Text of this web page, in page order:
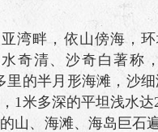
湾畔，依山傍海，
奇清、沙奇白著称
里的半月形海滩，沙
1米多深的平坦浅水
山、海滩、海岛巨石